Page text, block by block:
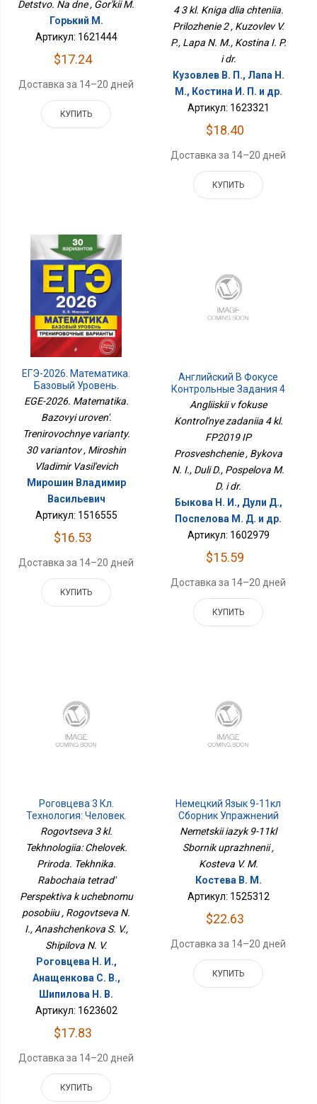
Detstvo. Na dne , Gor'kii M.
Горький М.
Артикул: 1621444
$17.24
Доставка за 14–20 дней
КУПИТЬ
4 3 kl. Kniga dlia chteniia.
Prilozhenie 2 , Kuzovlev V.
P., Lapa N. M., Kostina I. P.
i dr.
Кузовлев В. П., Лапа Н.
М., Костина И. П. и др.
Артикул: 1623321
$18.40
Доставка за 14–20 дней
КУПИТЬ
ЕГЭ-2026. Математика.
Базовый Уровень.
Тренировочные
EGE-2026. Matematika.
Bazovyi uroven'.
Trenirovochnye varianty.
30 variantov , Miroshin
Vladimir Vasil'evich
Мирошин Владимир
Васильевич
Артикул: 1516555
$16.53
Доставка за 14–20 дней
КУПИТЬ
Английский В Фокусе
Контрольные Задания 4
Кл. ФП2019 ИП
Просвещение
Angliiskii v fokuse
Kontrol'nye zadaniia 4 kl.
FP2019 IP
Prosveshchenie , Bykova
N. I., Duli D., Pospelova M.
D. i dr.
Быкова Н. И., Дули Д.,
Поспелова М. Д. и др.
Артикул: 1602979
$15.59
Доставка за 14–20 дней
КУПИТЬ
Роговцева 3 Кл.
Технология: Человек.
Природа. Техника.
Рабочая Тетрадь
Перспектива К
Учебному Пособию
Rogovtseva 3 kl.
Tekhnologiia: Chelovek.
Priroda. Tekhnika.
Rabochaia tetrad'
Perspektiva k uchebnomu
posobiiu , Rogovtseva N.
I., Anashchenkova S. V.,
Shipilova N. V.
Роговцева Н. И.,
Анащенкова С. В.,
Шипилова Н. В.
Артикул: 1623602
$17.83
Доставка за 14–20 дней
КУПИТЬ
Немецкий Язык 9-11кл
Сборник Упражнений
Nemetskii iazyk 9-11kl
Sbornik uprazhnenii ,
Kosteva V. M.
Костева В. М.
Артикул: 1525312
$22.63
Доставка за 14–20 дней
КУПИТЬ